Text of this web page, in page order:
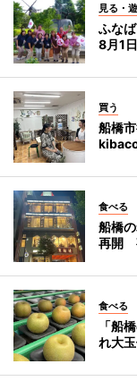
見る・
ふな
8月1
買う
船橋
食べる
船橋
再開
食べる
「船
れ大